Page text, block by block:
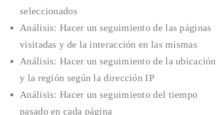
seleccionados
Análisis: Hacer un seguimiento de las páginas
visitadas y de la interacción en las mismas
Análisis: Hacer un seguimiento de la ubicación
y la región según la dirección IP
Análisis: Hacer un seguimiento del tiempo
pasado en cada página